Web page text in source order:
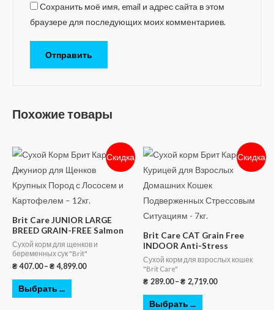
Сохранить моё имя, email и адрес сайта в этом
браузере для последующих моих комментариев.
Похожие товары
Скидка
Brit Care JUNIOR LARGE
BREED GRAIN-FREE Salmon
Сухой корм для щенков и
беременных сук "Brit"
₴ 407.00– ₴ 4,899.00
Выбрать ...
Скидка
Brit Care CAT Grain Free
INDOOR Anti-Stress
Сухой корм для взрослых кошек
"Brit Care"
₴ 289.00– ₴ 2,719.00
Выбрать ...